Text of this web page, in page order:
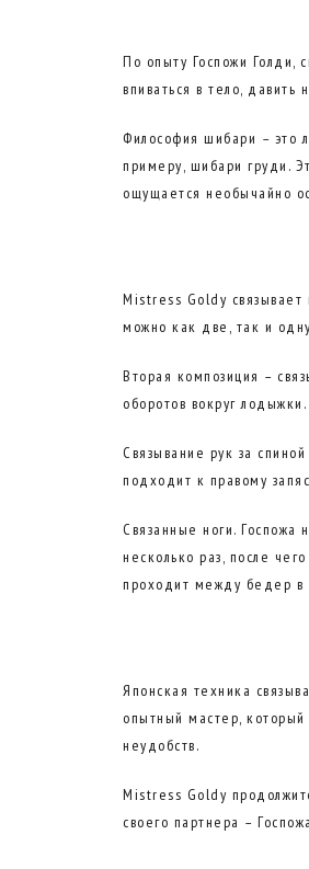
По опыту Госпожи Голди,
впиваться в тело,
Философия шибари – это
примеру, шибари груди.
ощущается необычайно
Mistress Goldy связывает
можно как две, так и
Вторая композиция –
оборотов вокруг
Связывание рук за
подходит к правому
Связанные ноги. Госпожа
несколько раз, после
проходит между бедер в
Японская техника
опытный мастер,
неудобств.
Mistress Goldy
своего партнера –